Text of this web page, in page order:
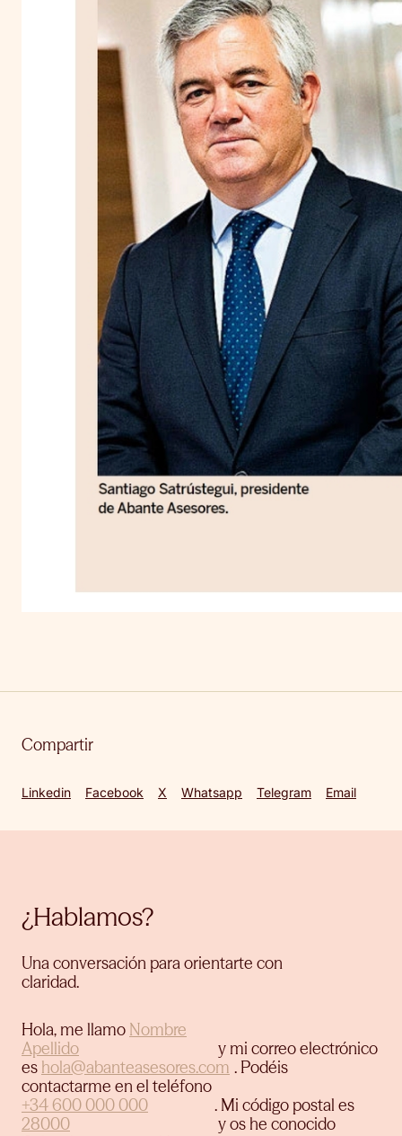
Compartir
Linkedin Facebook X Whatsapp Telegram Email
¿Hablamos?
Una conversación para orientarte con
claridad.
Hola, me llamo
y mi correo electrónico
es
. Podéis
contactarme en el teléfono
. Mi código postal es
y os he conocido